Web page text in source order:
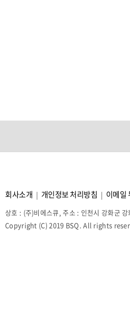
회사소개 | 개인정보 처리방침 | 이메일
상호 : (주)비에스큐, 주소 : 인천시 강화군
Copyright (C) 2019 BSQ. All rights